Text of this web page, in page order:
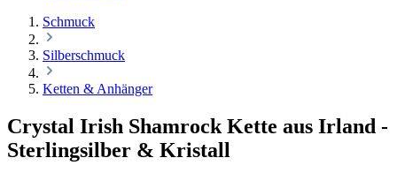
Schmuck
Silberschmuck
Ketten & Anhänger
Crystal Irish Shamrock Kette aus Irland -
Sterlingsilber & Kristall